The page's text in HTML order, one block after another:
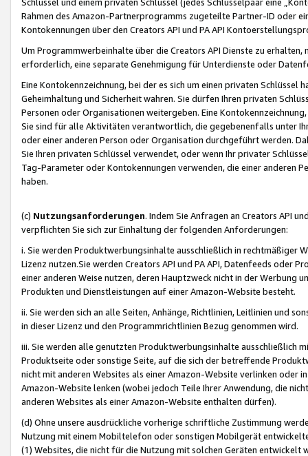
Rahmen des Amazon-Partnerprogramms zugeteilte Partner-ID oder
Kontokennungen über den Creators API und PA API
Um Programmwerbeinhalte über die Creators API Dienste zu
erforderlich, eine separate Genehmigung für Unterdienste oder
Eine Kontokennzeichnung, bei der es sich um einen privaten
Geheimhaltung und Sicherheit wahren. Sie dürfen Ihren privaten
Personen oder Organisationen weitergeben. Eine
Sie sind für alle Aktivitäten verantwortlich, die gegebenenfalls unter
oder einer anderen Person oder Organisation durchgeführt werden.
Sie Ihren privaten Schlüssel verwendet, oder wenn Ihr privater
Tag-Parameter oder Kontokennungen verwenden, die einer anderen
haben.
(c) Nutzungsanforderungen. Indem Sie Anfragen an Creators API
verpflichten Sie sich zur Einhaltung der folgenden Anforderungen:
i. Sie werden Produktwerbungsinhalte ausschließlich in rechtmäßiger
Lizenz nutzen.Sie werden Creators API und PA API, Datenfeeds oder
einer anderen Weise nutzen, deren Hauptzweck nicht in der Werbung
Produkten und Dienstleistungen auf einer Amazon-Website besteht.
ii. Sie werden sich an alle Seiten, Anhänge, Richtlinien, Leitlinien und
in dieser Lizenz und den Programmrichtlinien Bezug genommen wird.
iii. Sie werden alle genutzten Produktwerbungsinhalte ausschließlich
Produktseite oder sonstige Seite, auf die sich der betreffende
nicht mit anderen Websites als einer Amazon-Website verlinken oder
Amazon-Website lenken (wobei jedoch Teile Ihrer Anwendung, die
anderen Websites als einer Amazon-Website enthalten dürfen).
(d) Ohne unsere ausdrückliche vorherige schriftliche Zustimmung
Nutzung mit einem Mobiltelefon oder sonstigen Mobilgerät
(1) Websites, die nicht für die Nutzung mit solchen Geräten